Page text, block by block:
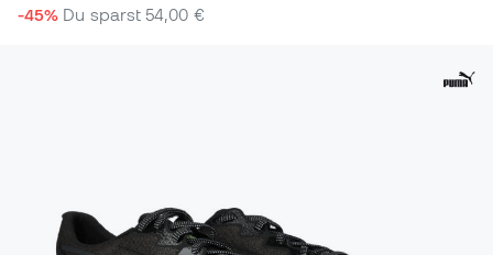
-45% Du sparst54,00 €